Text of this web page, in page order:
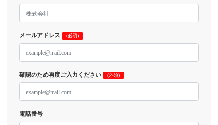
メールアドレス (必須)
確認のため再度ご入力ください (必須)
電話番号